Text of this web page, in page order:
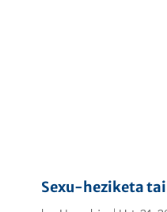
Sexu-heziketa